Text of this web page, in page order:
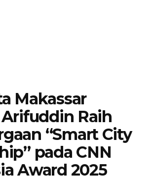
Makassar
Raih
“Smart City
pada CNN
Award 2025